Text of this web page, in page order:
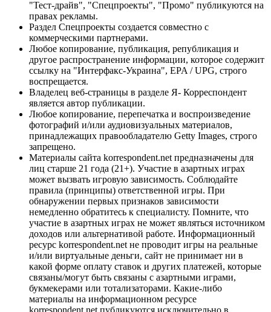
"Тест-драйв", "Спецпроекты", "Промо" публикуются на
правах рекламы.
Раздел Спецпроекты создается совместно с
коммерческими партнерами.
Любое копирование, публикация, републикация и
другое распространение информации, которое содержит
ссылку на "Интерфакс-Украина", EPA / UPG, строго
воспрещается.
Владелец веб-страницы в разделе Я- Корреспондент
является автор публикации.
Любое копирование, перепечатка и воспроизведение
фотографий и/или аудиовизуальных материалов,
принадлежащих правообладателю Getty Images, строго
запрещено.
Материалы сайта korrespondent.net предназначены для
лиц старше 21 года (21+). Участие в азартных играх
может вызвать игровую зависимость. Соблюдайте
правила (принципы) ответственной игры. При
обнаружении первых признаков зависимости
немедленно обратитесь к специалисту. Помните, что
участие в азартных играх не может являться источником
доходов или альтернативой работе. Информационный
ресурс korrespondent.net не проводит игры на реальные
и/или виртуальные деньги, сайт не принимает ни в
какой форме оплату ставок и других платежей, которые
связаны/могут быть связаны с азартными играми,
букмекерами или тотализаторами. Какие-либо
материалы на информационном ресурсе
korrespondent.net публикуются исключительно в